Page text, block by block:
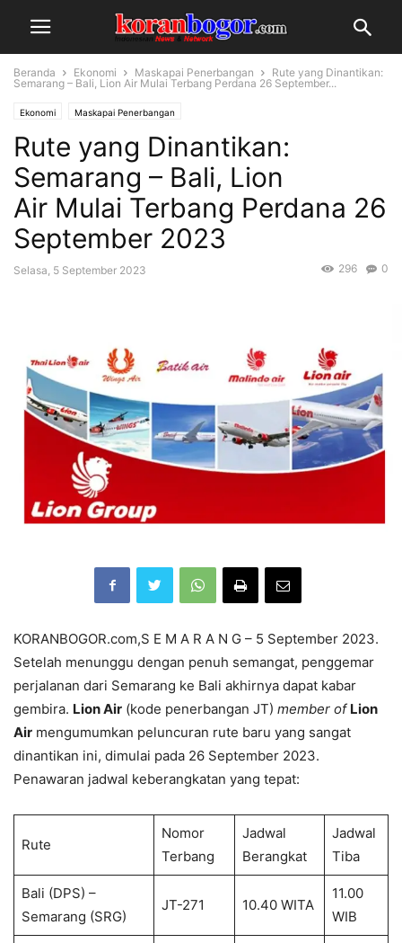
Beranda Ekonomi Maskapai Penerbangan
Rute yang Dinantikan:
Semarang – Bali, Lion Air Mulai Terbang Perdana 26 September...
Ekonomi Maskapai Penerbangan
Rute yang Dinantikan:
Semarang – Bali, Lion
Air Mulai Terbang Perdana 26
September 2023
Selasa, 5 September 2023 0
296
KORANBOGOR.com,S E M A R A N G – 5 September 2023.
Setelah menunggu dengan penuh semangat, penggemar
perjalanan dari Semarang ke Bali akhirnya dapat kabar
gembira. Lion Air (kode penerbangan JT) member of Lion
Air mengumumkan peluncuran rute baru yang sangat
dinantikan ini, dimulai pada 26 September 2023.
Penawaran jadwal keberangkatan yang tepat:
Rute
Nomor
Terbang
Jadwal
Berangkat
Jadwal
Tiba
Bali (DPS) –
Semarang (SRG)
JT-271 10.40 WITA
11.00
WIB